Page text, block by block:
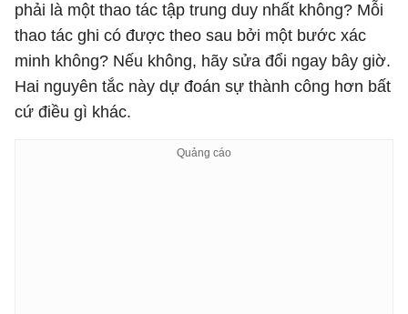
phải là một thao tác tập trung duy nhất không? Mỗi
thao tác ghi có được theo sau bởi một bước xác
minh không? Nếu không, hãy sửa đổi ngay bây giờ.
Hai nguyên tắc này dự đoán sự thành công hơn bất
cứ điều gì khác.